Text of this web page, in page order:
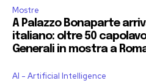
Mostre
A Palazzo Bonaparte
italiano: oltre 50
Generali in mostra a
AI - Artificial Intelligence